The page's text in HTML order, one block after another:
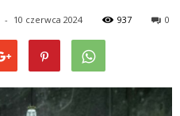
- 10 czerwca 2024 937 0